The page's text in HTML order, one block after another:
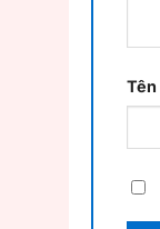
Tên